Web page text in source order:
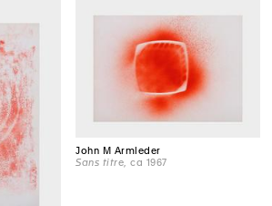
John M Armleder
Sans titre , ca 1967